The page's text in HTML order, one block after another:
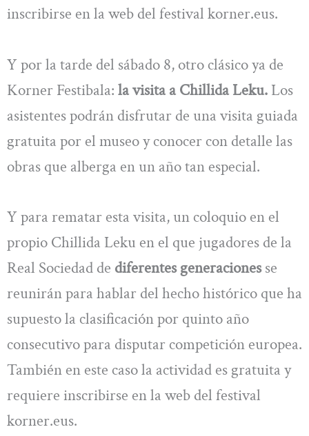
inscribirse en la web del festival korner.eus.
Y por la tarde del sábado 8, otro clásico ya de
Korner Festibala: la visita a Chillida Leku. Los
asistentes podrán disfrutar de una visita guiada
gratuita por el museo y conocer con detalle las
obras que alberga en un año tan especial.
Y para rematar esta visita, un coloquio en el
propio Chillida Leku en el que jugadores de la
Real Sociedad de diferentes generacionesse
reunirán para hablar del hecho histórico que ha
supuesto la clasificación por quinto año
consecutivo para disputar competición europea.
También en este caso la actividad es gratuita y
requiere inscribirse en la web del festival
korner.eus.